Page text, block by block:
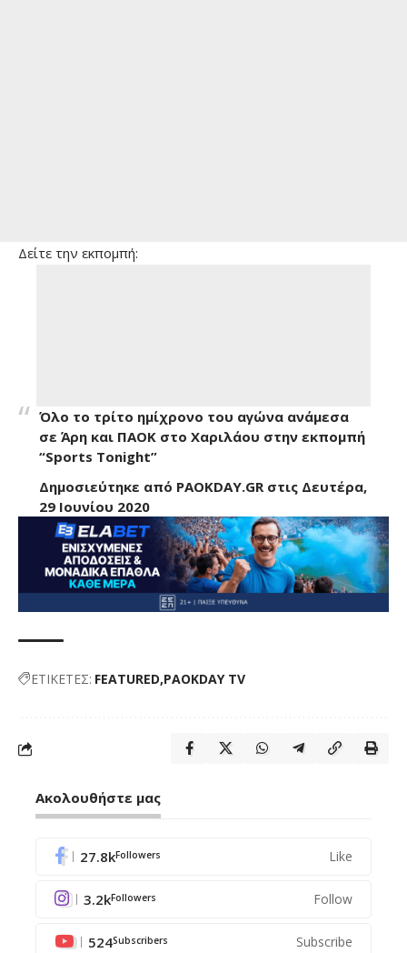
Δείτε την εκπομπή:
Όλο το τρίτο ημίχρονο του αγώνα ανάμεσα
σε Άρη και ΠΑΟΚ στο Χαριλάου στην εκπομπή
“Sports Tonight”
Δημοσιεύτηκε από PAOKDAY.GRστις Δευτέρα,
29 Ιουνίου 2020
ΕΤΙΚΕΤΕΣ: FEATURED PAOKDAY TV
Ακολουθήστε μας
27.8kFollowers Like
3.2kFollowers Follow
524Subscribers Subscribe